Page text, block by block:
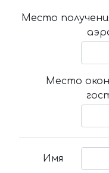
Место
Место
Имя